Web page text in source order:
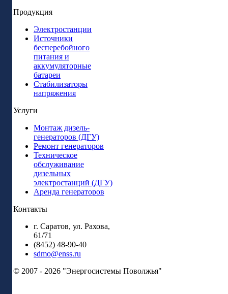
Продукция
Электростанции
Источники
бесперебойного
питания и
аккумуляторные
батареи
Стабилизаторы
напряжения
Услуги
Монтаж дизель-
генераторов (ДГУ)
Ремонт генераторов
Техническое
обслуживание
дизельных
электростанций (ДГУ)
Аренда генераторов
Контакты
г. Саратов, ул. Рахова,
61/71
(8452) 48-90-40
sdmo@enss.ru
© 2007 - 2026 "Энергосистемы Поволжья"